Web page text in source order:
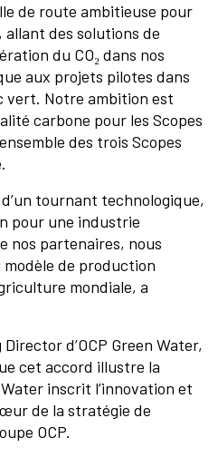
de route ambitieuse pour
des solutions de
du CO₂ dans nos
aux projets pilotes dans
vert. Notre ambition est
carbone pour les Scopes
des trois Scopes
tournant technologique,
pour une industrie
nos partenaires, nous
de production
mondiale, a
d’OCP Green Water,
cet accord illustre la
inscrit l’innovation et
de la stratégie de
OCP.